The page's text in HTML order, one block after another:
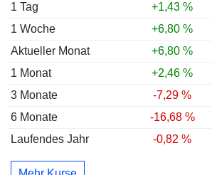
1 Tag
+1,43 %
1 Woche
+6,80 %
Aktueller Monat
+6,80 %
1 Monat
+2,46 %
3 Monate
-7,29 %
6 Monate
-16,68 %
Laufendes Jahr
-0,82 %